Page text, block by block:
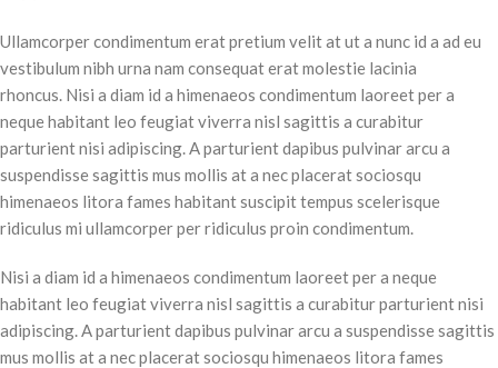
Ullamcorper condimentum erat pretium velit at ut a nunc id a ad eu
vestibulum nibh urna nam consequat erat molestie lacinia
rhoncus. Nisi a diam id a himenaeos condimentum laoreet per a
neque habitant leo feugiat viverra nisl sagittis a curabitur
parturient nisi adipiscing. A parturient dapibus pulvinar arcu a
suspendisse sagittis mus mollis at a nec placerat sociosqu
himenaeos litora fames habitant suscipit tempus scelerisque
ridiculus mi ullamcorper per ridiculus proin condimentum.
Nisi a diam id a himenaeos condimentum laoreet per a neque
habitant leo feugiat viverra nisl sagittis a curabitur parturient nisi
adipiscing. A parturient dapibus pulvinar arcu a suspendisse sagittis
mus mollis at a nec placerat sociosqu himenaeos litora fames